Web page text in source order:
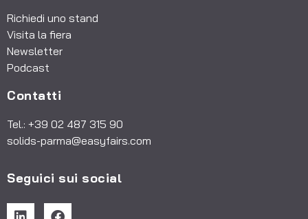
Richiedi uno stand
Visita la fiera
Newsletter
Podcast
Contatti
Tel.: +39 02 487 315 90
solids-parma@easyfairs.com
Seguici sui social